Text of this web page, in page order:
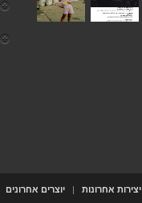
יצירות אחרונות | יוצרים אחרונים